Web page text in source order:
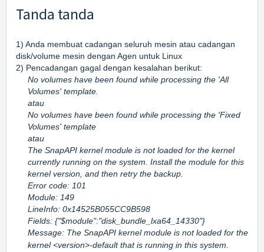
Tanda tanda
1) Anda membuat cadangan seluruh mesin atau cadangan
disk/volume mesin dengan Agen untuk Linux
2) Pencadangan gagal dengan kesalahan berikut:
No volumes have been found while processing the 'All
Volumes' template.
atau
No volumes have been found while processing the 'Fixed
Volumes' template
atau
The SnapAPI kernel module is not loaded for the kernel
currently running on the system. Install the module for this
kernel version, and then retry the backup.
Error code: 101
Module: 149
LineInfo: 0x14525B055CC9B598
Fields: {"$module":"disk_bundle_lxa64_14330"}
Message: The SnapAPI kernel module is not loaded for the
kernel <version>-default that is running in this system.